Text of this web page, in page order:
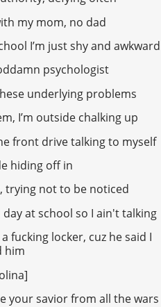
my mom, no dad
I’m just shy and awkward
psychologist
underlying problems
I’m outside chalking up
front drive talking to myself
hiding off in
trying not to be noticed
day at school so I ain't talking
fucking locker, cuz he said I
him
your savior from all the wars